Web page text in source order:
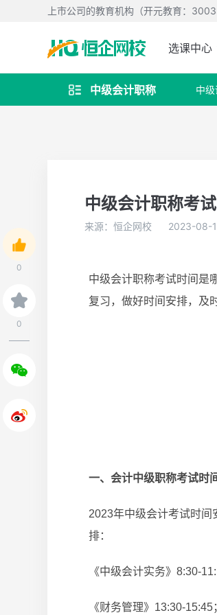
上市公司的教育机构（开元教育：
选课中心
 中级会计职称 中
0
0
中级会计职称考
来源：恒企网校 2023-08-
中级会计职称考试时间是
复习，做好时间安排，及
一、会计中级职称考试时
2023年中级会计考试时
排：
《中级会计实务》8:30-
《财务管理》13:30-15:45